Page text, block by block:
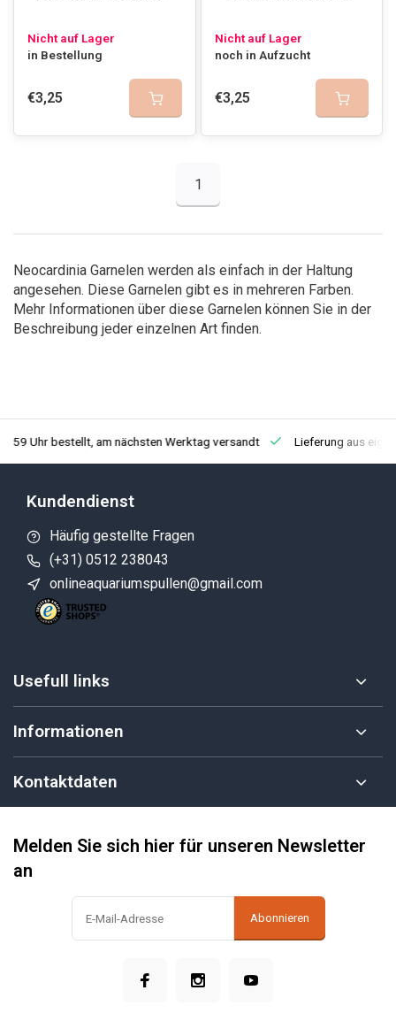
Nicht auf Lager
in Bestellung
€3,25
Nicht auf Lager
noch in Aufzucht
€3,25
1
Neocardinia Garnelen werden als einfach in der Haltung
angesehen. Diese Garnelen gibt es in mehreren Farben.
Mehr Informationen über diese Garnelen können Sie in der
Beschreibung jeder einzelnen Art finden.
Uhr bestellt, am nächsten Werktag versandt Lieferung aus
Kundendienst
Häufig gestellte Fragen
(+31) 0512 238043
onlineaquariumspullen@gmail.com
Usefull links
Informationen
Kontaktdaten
Melden Sie sich hier für unseren Newsletter
an
Abonnieren